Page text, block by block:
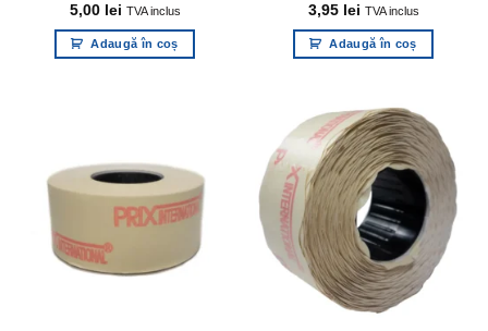
5,00 lei TVA inclus
Adaugă în coș
3,95 lei TVA inclus
Adaugă în coș